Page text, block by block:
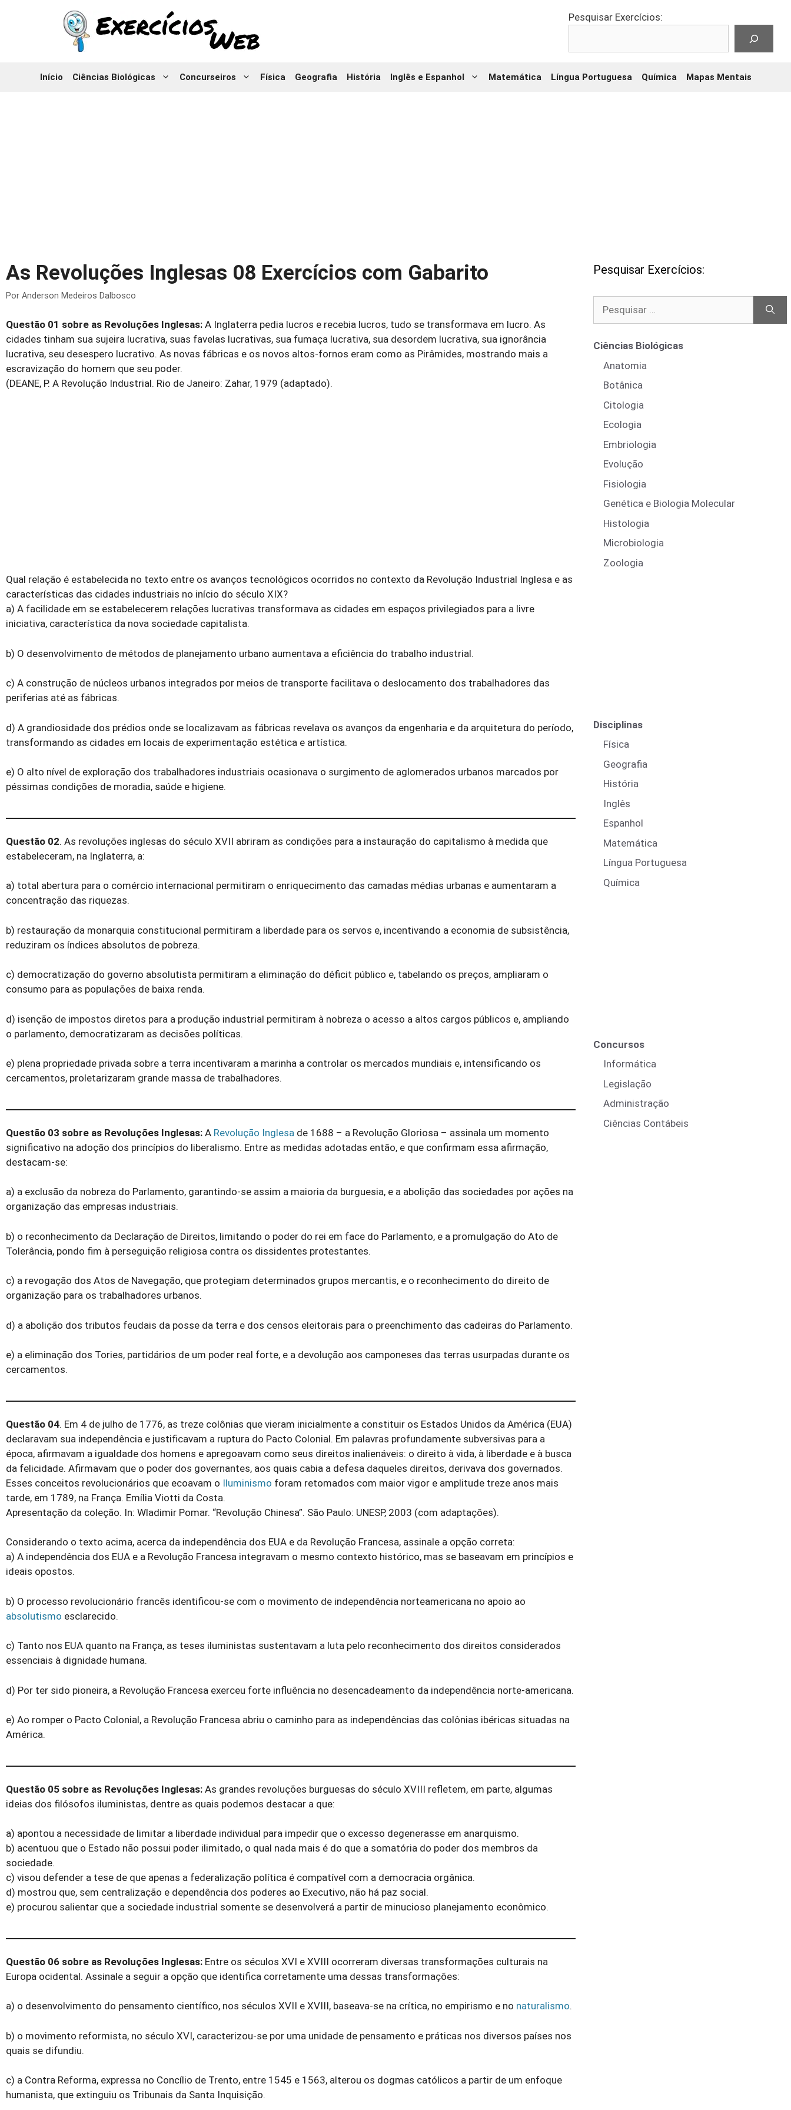
Pesquisar Exercícios:
Início Ciências Biológicas Concurseiros Física Geografia História Inglês e Espanhol Matemática Língua Portuguesa Química Mapas Mentais
As Revoluções Inglesas 08 Exercícios com Gabarito
Por Anderson Medeiros Dalbosco
Questão 01 sobre as Revoluções Inglesas: A Inglaterra pedia lucros e recebia lucros, tudo se transformava em lucro. As
cidades tinham sua sujeira lucrativa, suas favelas lucrativas, sua fumaça lucrativa, sua desordem lucrativa, sua ignorância
lucrativa, seu desespero lucrativo. As novas fábricas e os novos altos-fornos eram como as Pirâmides, mostrando mais a
escravização do homem que seu poder.
(DEANE, P. A Revolução Industrial. Rio de Janeiro: Zahar, 1979 (adaptado).
Qual relação é estabelecida no texto entre os avanços tecnológicos ocorridos no contexto da Revolução Industrial Inglesa e as
características das cidades industriais no início do século XIX?
a) A facilidade em se estabelecerem relações lucrativas transformava as cidades em espaços privilegiados para a livre
iniciativa, característica da nova sociedade capitalista.
b) O desenvolvimento de métodos de planejamento urbano aumentava a eficiência do trabalho industrial.
c) A construção de núcleos urbanos integrados por meios de transporte facilitava o deslocamento dos trabalhadores das
periferias até as fábricas.
d) A grandiosidade dos prédios onde se localizavam as fábricas revelava os avanços da engenharia e da arquitetura do período,
transformando as cidades em locais de experimentação estética e artística.
e) O alto nível de exploração dos trabalhadores industriais ocasionava o surgimento de aglomerados urbanos marcados por
péssimas condições de moradia, saúde e higiene.
Questão 02. As revoluções inglesas do século XVII abriram as condições para a instauração do capitalismo à medida que
estabeleceram, na Inglaterra, a:
a) total abertura para o comércio internacional permitiram o enriquecimento das camadas médias urbanas e aumentaram a
concentração das riquezas.
b) restauração da monarquia constitucional permitiram a liberdade para os servos e, incentivando a economia de subsistência,
reduziram os índices absolutos de pobreza.
c) democratização do governo absolutista permitiram a eliminação do déficit público e, tabelando os preços, ampliaram o
consumo para as populações de baixa renda.
d) isenção de impostos diretos para a produção industrial permitiram à nobreza o acesso a altos cargos públicos e, ampliando
o parlamento, democratizaram as decisões políticas.
e) plena propriedade privada sobre a terra incentivaram a marinha a controlar os mercados mundiais e, intensificando os
cercamentos, proletarizaram grande massa de trabalhadores.
Questão 03 sobre as Revoluções Inglesas: A Revolução Inglesa de 1688 – a Revolução Gloriosa – assinala um momento
significativo na adoção dos princípios do liberalismo. Entre as medidas adotadas então, e que confirmam essa afirmação,
destacam-se:
a) a exclusão da nobreza do Parlamento, garantindo-se assim a maioria da burguesia, e a abolição das sociedades por ações na
organização das empresas industriais.
b) o reconhecimento da Declaração de Direitos, limitando o poder do rei em face do Parlamento, e a promulgação do Ato de
Tolerância, pondo fim à perseguição religiosa contra os dissidentes protestantes.
c) a revogação dos Atos de Navegação, que protegiam determinados grupos mercantis, e o reconhecimento do direito de
organização para os trabalhadores urbanos.
d) a abolição dos tributos feudais da posse da terra e dos censos eleitorais para o preenchimento das cadeiras do Parlamento.
e) a eliminação dos Tories, partidários de um poder real forte, e a devolução aos camponeses das terras usurpadas durante os
cercamentos.
Questão 04. Em 4 de julho de 1776, as treze colônias que vieram inicialmente a constituir os Estados Unidos da América (EUA)
declaravam sua independência e justificavam a ruptura do Pacto Colonial. Em palavras profundamente subversivas para a
época, afirmavam a igualdade dos homens e apregoavam como seus direitos inalienáveis: o direito à vida, à liberdade e à busca
da felicidade. Afirmavam que o poder dos governantes, aos quais cabia a defesa daqueles direitos, derivava dos governados.
Esses conceitos revolucionários que ecoavam o Iluminismo foram retomados com maior vigor e amplitude treze anos mais
tarde, em 1789, na França. Emília Viotti da Costa.
Apresentação da coleção. In: Wladimir Pomar. “Revolução Chinesa”. São Paulo: UNESP, 2003 (com adaptações).
Considerando o texto acima, acerca da independência dos EUA e da Revolução Francesa, assinale a opção correta:
a) A independência dos EUA e a Revolução Francesa integravam o mesmo contexto histórico, mas se baseavam em princípios e
ideais opostos.
b) O processo revolucionário francês identificou-se com o movimento de independência norteamericana no apoio ao
absolutismo esclarecido.
c) Tanto nos EUA quanto na França, as teses iluministas sustentavam a luta pelo reconhecimento dos direitos considerados
essenciais à dignidade humana.
d) Por ter sido pioneira, a Revolução Francesa exerceu forte influência no desencadeamento da independência norte-americana.
e) Ao romper o Pacto Colonial, a Revolução Francesa abriu o caminho para as independências das colônias ibéricas situadas na
América.
Questão 05 sobre as Revoluções Inglesas: As grandes revoluções burguesas do século XVIII refletem, em parte, algumas
ideias dos filósofos iluministas, dentre as quais podemos destacar a que:
a) apontou a necessidade de limitar a liberdade individual para impedir que o excesso degenerasse em anarquismo.
b) acentuou que o Estado não possui poder ilimitado, o qual nada mais é do que a somatória do poder dos membros da
sociedade.
c) visou defender a tese de que apenas a federalização política é compatível com a democracia orgânica.
d) mostrou que, sem centralização e dependência dos poderes ao Executivo, não há paz social.
e) procurou salientar que a sociedade industrial somente se desenvolverá a partir de minucioso planejamento econômico.
Questão 06 sobre as Revoluções Inglesas: Entre os séculos XVI e XVIII ocorreram diversas transformações culturais na
Europa ocidental. Assinale a seguir a opção que identifica corretamente uma dessas transformações:
a) o desenvolvimento do pensamento científico, nos séculos XVII e XVIII, baseava-se na crítica, no empirismo e no naturalismo.
b) o movimento reformista, no século XVI, caracterizou-se por uma unidade de pensamento e práticas nos diversos países nos
quais se difundiu.
c) a Contra Reforma, expressa no Concílio de Trento, entre 1545 e 1563, alterou os dogmas católicos a partir de um enfoque
humanista, que extinguiu os Tribunais da Santa Inquisição.
Pesquisar Exercícios:
Ciências Biológicas
Anatomia
Botânica
Citologia
Ecologia
Embriologia
Evolução
Fisiologia
Genética e Biologia Molecular
Histologia
Microbiologia
Zoologia
Disciplinas
Física
Geografia
História
Inglês
Espanhol
Matemática
Língua Portuguesa
Química
Concursos
Informática
Legislação
Administração
Ciências Contábeis